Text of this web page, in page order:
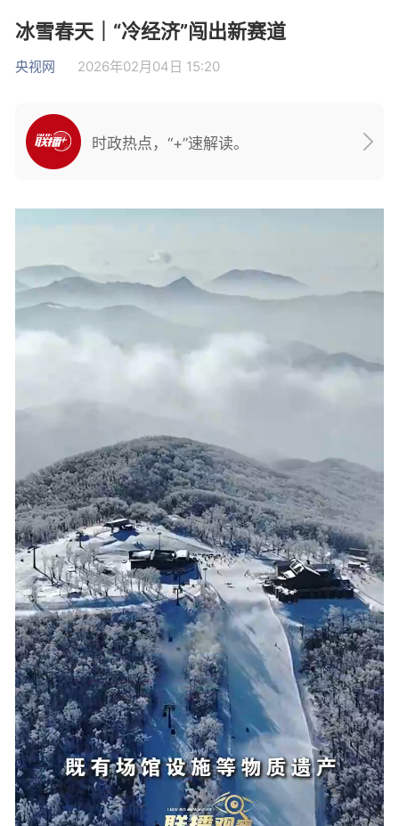
冰雪春天｜“冷经济”闯出新赛道
央视网 2026年02月04日 15:20
时政热点，“+”速解读。